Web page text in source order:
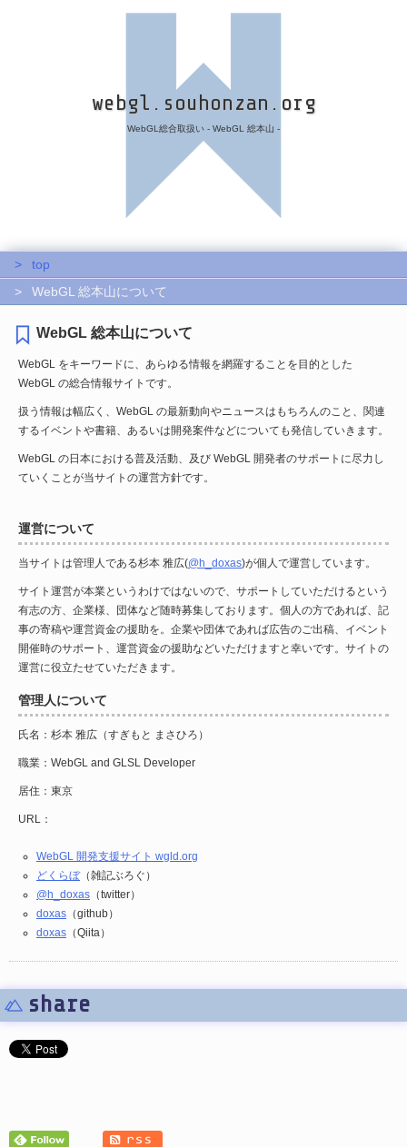
webgl.souhonzan.org
WebGL総合取扱い - WebGL 総本山 -
top
WebGL 総本山について
WebGL 総本山について
WebGL をキーワードに、あらゆる情報を網羅することを目的とした
WebGL の総合情報サイトです。
扱う情報は幅広く、WebGL の最新動向やニュースはもちろんのこと、関連
するイベントや書籍、あるいは開発案件などについても発信していきます。
WebGL の日本における普及活動、及び WebGL 開発者のサポートに尽力し
ていくことが当サイトの運営方針です。
運営について
当サイトは管理人である杉本 雅広(@h_doxas)が個人で運営しています。
サイト運営が本業というわけではないので、サポートしていただけるという
有志の方、企業様、団体など随時募集しております。個人の方であれば、記
事の寄稿や運営資金の援助を。企業や団体であれば広告のご出稿、イベント
開催時のサポート、運営資金の援助などいただけますと幸いです。サイトの
運営に役立たせていただきます。
管理人について
氏名：杉本 雅広（すぎもと まさひろ）
職業：WebGL and GLSL Developer
居住：東京
URL：
WebGL 開発支援サイト wgld.org
どくらぼ（雑記ぶろぐ）
@h_doxas （twitter）
doxas （github）
doxas （Qiita）
share